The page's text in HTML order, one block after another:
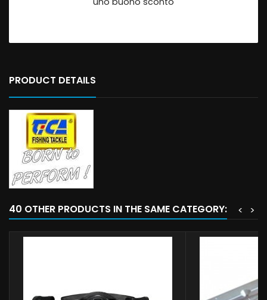
PRODUCT DETAILS
40 OTHER PRODUCTS IN THE SAME CATEGORY: >
<